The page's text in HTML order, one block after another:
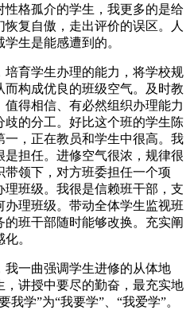
格孤介的学生，我更多的是给
复自傲，走出评价的误区。人
生是能感遭到的。
育学生办理的能力，将学校规
构成优良的班级空气。及时教
得相信、有必然组织办理能力
的分工。好比这个班的学生陈
，正在教员和学生中很高。我
担任。进修空气很浓，规律很
领下，对方班委担任一个项
理班级。我很是信赖班干部，支
理班级。带动全体学生监视班
班干部随时能够改换。充实阐
。
一曲强调学生进修的从体地
讲授中要尽的勤奋，最充实地
学”为“我要学”、“我爱学”。